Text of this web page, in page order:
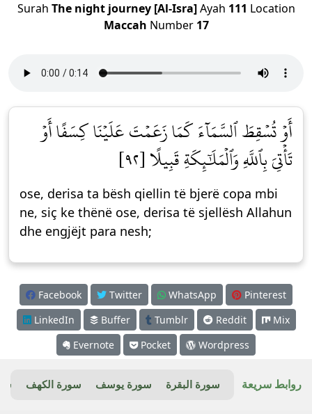
Surah The night journey [Al-Isra]Ayah 111 Location
Maccah Number 17
أَوۡ تُسۡقِطَ ٱلسَّمَآءَ كَمَا زَعَمۡتَ عَلَيۡنَا كِسَفًا أَوۡ
تَأۡتِيَ بِٱللَّهِ وَٱلۡمَلَٰٓئِكَةِ قَبِيلًا [٩٢]
ose, derisa ta bësh qiellin të bjerë copa mbi
ne, siç ke thënë ose, derisa të sjellësh Allahun
dhe engjëjt para nesh;
Facebook Twitter WhatsApp
Pinterest
LinkedIn
Buffer Tumblr Reddit
Mix
Evernote
Pocket Wordpress
روابط سريعة سورة البقرة سورة يوسف سورة الكهف